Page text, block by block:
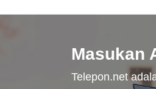
Masukan
Telepon.net